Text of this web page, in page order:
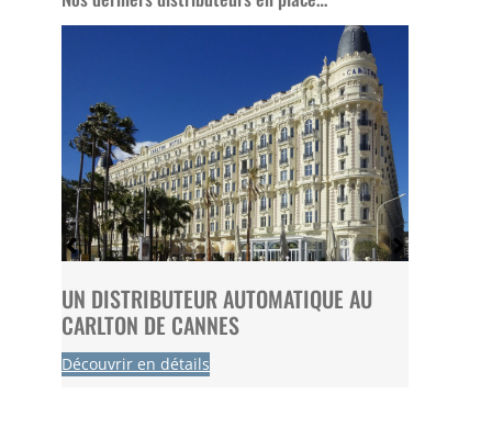
UN DISTRIBUTEUR AUTOMATIQUE AU
CARLTON DE CANNES
Découvrir en détails